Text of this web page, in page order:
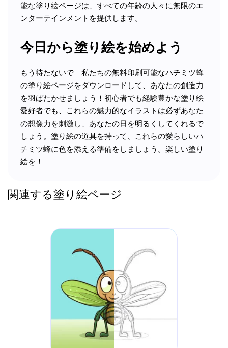
能な塗り絵ページは、すべての年齢の人々に無限のエ
ンターテインメントを提供します。
今日から塗り絵を始めよう
もう待たないで—私たちの無料印刷可能なハチミツ蜂
の塗り絵ページをダウンロードして、あなたの創造力
を羽ばたかせましょう！初心者でも経験豊かな塗り絵
愛好者でも、これらの魅力的なイラストは必ずあなた
の想像力を刺激し、あなたの日を明るくしてくれるで
しょう。塗り絵の道具を持って、これらの愛らしいハ
チミツ蜂に色を添える準備をしましょう。楽しい塗り
絵を！
関連する塗り絵ページ